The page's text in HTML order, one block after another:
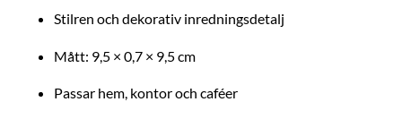
Stilren och dekorativ inredningsdetalj
Mått: 9,5 × 0,7 × 9,5 cm
Passar hem, kontor och caféer